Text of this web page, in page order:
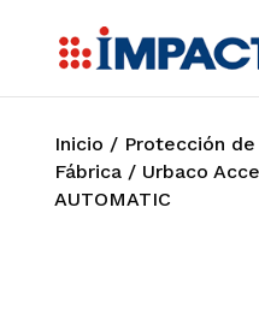
Inicio / Protección
Fábrica/ Urbaco
AUTOMATIC